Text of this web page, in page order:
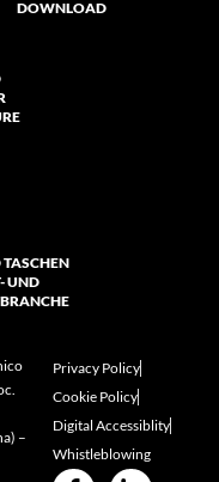
UND
DOWNLOAD
–
Privacy Policy
Cookie Policy
Digital Accessiblity
Whistleblowing